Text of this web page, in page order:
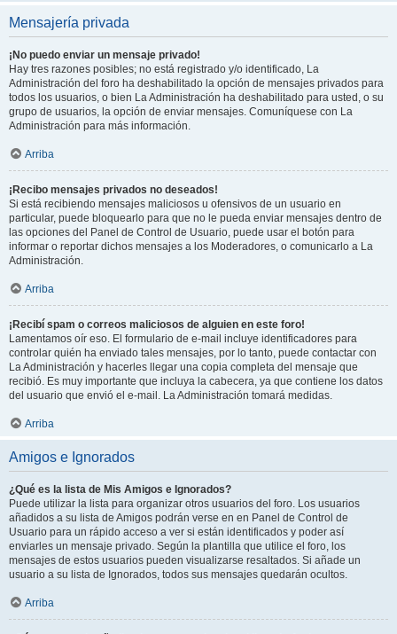
Mensajería privada
¡No puedo enviar un mensaje privado!
Hay tres razones posibles; no está registrado y/o identificado, La
Administración del foro ha deshabilitado la opción de mensajes privados para
todos los usuarios, o bien La Administración ha deshabilitado para usted, o su
grupo de usuarios, la opción de enviar mensajes. Comuníquese con La
Administración para más información.
Arriba
¡Recibo mensajes privados no deseados!
Si está recibiendo mensajes maliciosos u ofensivos de un usuario en
particular, puede bloquearlo para que no le pueda enviar mensajes dentro de
las opciones del Panel de Control de Usuario, puede usar el botón para
informar o reportar dichos mensajes a los Moderadores, o comunicarlo a La
Administración.
Arriba
¡Recibí spam o correos maliciosos de alguien en este foro!
Lamentamos oír eso. El formulario de e-mail incluye identificadores para
controlar quién ha enviado tales mensajes, por lo tanto, puede contactar con
La Administración y hacerles llegar una copia completa del mensaje que
recibió. Es muy importante que incluya la cabecera, ya que contiene los datos
del usuario que envió el e-mail. La Administración tomará medidas.
Arriba
Amigos e Ignorados
¿Qué es la lista de Mis Amigos e Ignorados?
Puede utilizar la lista para organizar otros usuarios del foro. Los usuarios
añadidos a su lista de Amigos podrán verse en en Panel de Control de
Usuario para un rápido acceso a ver si están identificados y poder así
enviarles un mensaje privado. Según la plantilla que utilice el foro, los
mensajes de estos usuarios pueden visualizarse resaltados. Si añade un
usuario a su lista de Ignorados, todos sus mensajes quedarán ocultos.
Arriba